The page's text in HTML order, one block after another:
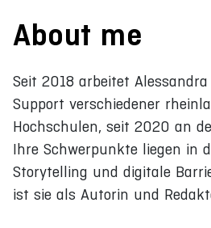
About me
Seit 2018 arbeitet
Support verschiedener
Hochschulen, seit 2020 an
Ihre Schwerpunkte liegen in
Storytelling und digitale
ist sie als Autorin und